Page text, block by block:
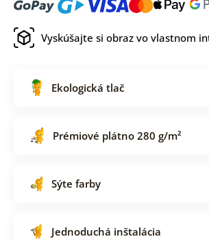
Vyskúšajte si obraz vo vlastnom
Ekologická tlač
Prémiové plátno 280 g/m²
Sýte farby
Jednoduchá inštalácia